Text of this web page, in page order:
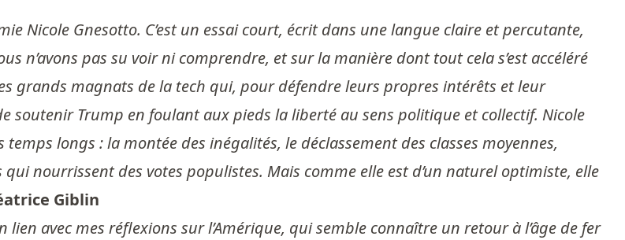
Nicole Gnesotto. C’est un essai court, écrit dans une langue claire et percutante,
n’avons pas su voir ni comprendre, et sur la manière dont tout cela s’est accéléré
grands magnats de la tech qui, pour défendre leurs propres intérêts et leur
soutenir Trump en foulant aux pieds la liberté au sens politique et collectif. Nicole
longs : la montée des inégalités, le déclassement des classes moyennes,
nourrissent des votes populistes. Mais comme elle est d’un naturel optimiste, elle
Giblin
avec mes réflexions sur l’Amérique, qui semble connaître un retour à l’âge de fer